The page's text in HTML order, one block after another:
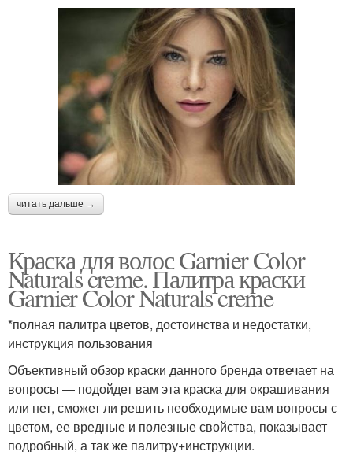
читать дальше →
Краска для волос Garnier Color
Naturals creme. Палитра краски
Garnier Color Naturals creme
*полная палитра цветов, достоинства и недостатки,
инструкция пользования
Объективный обзор краски данного бренда отвечает на
вопросы — подойдет вам эта краска для окрашивания
или нет, сможет ли решить необходимые вам вопросы с
цветом, ее вредные и полезные свойства, показывает
подробный, а так же палитру+инструкции.